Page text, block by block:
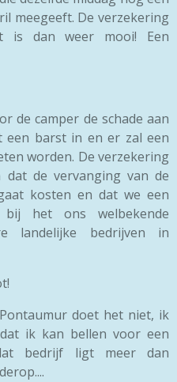
meegeeft. De verzekering
is dan weer mooi! Een
de camper de schade aan
een barst in en er zal een
worden. De verzekering
de vervanging van de
kosten en dat we een
het ons welbekende
landelijke bedrijven in
doet het niet, ik
ik kan bellen voor een
bedrijf ligt meer dan